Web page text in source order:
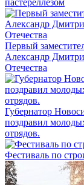
Первый
Александр
Отечества
Губернатор
поздравил
отрядов.
Фестиваль по